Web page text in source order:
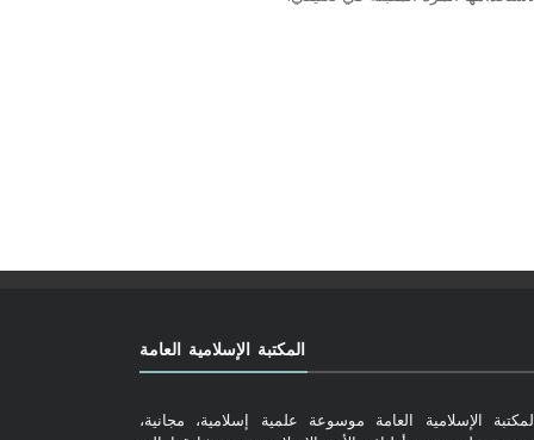
المكتبة الإسلامية العامة
الإسلامية العامة موسوعة علمية إسلامية، مجانية،